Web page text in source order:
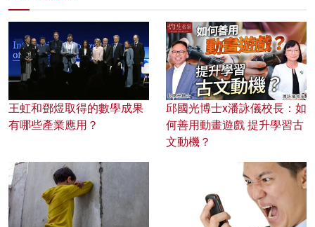
王虹和鄧煜取得的數學成果
有哪些產業應用？
邱國光博士x潘詠儀校長：如
何善用動畫遊戲 提升學習古
文動機？